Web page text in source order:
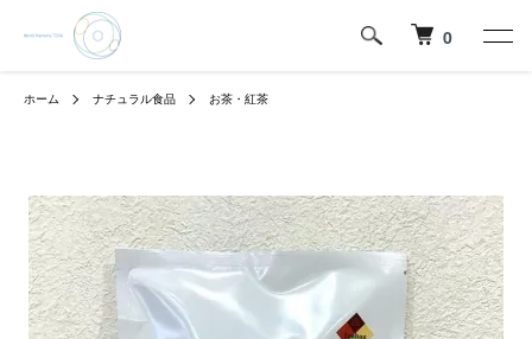
0
ホーム ナチュラル食品 お茶・紅茶